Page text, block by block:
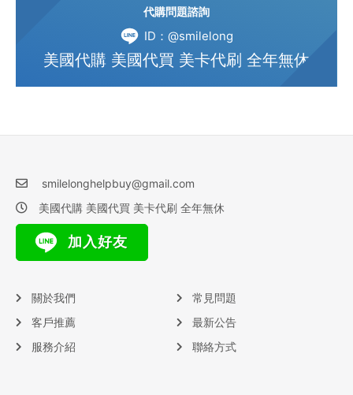
代購問題諮詢
ID：@smilelong
美國代購 美國代買 美卡代刷 全年無休
smilelonghelpbuy@gmail.com
美國代購 美國代買 美卡代刷 全年無休
加入好友
關於我們
客戶推薦
服務介紹
常見問題
最新公告
聯絡方式